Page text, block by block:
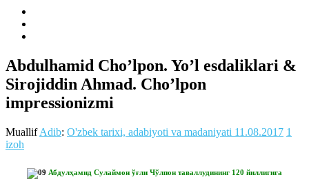
Abdulhamid Cho’lpon. Yo’l esdaliklari &
Sirojiddin Ahmad. Cho’lpon
impressionizmi
MuallifAdib: O'zbek tarixi, adabiyoti va madaniyati 11.08.2017 1
izoh
Абдулҳамид Сулаймон ўғли Чўлпон таваллудининг 120 йиллигига